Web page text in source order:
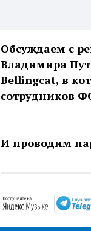
Обсуждаем с
Владимира
Bellingcat, в
сотрудников
И проводим
https://